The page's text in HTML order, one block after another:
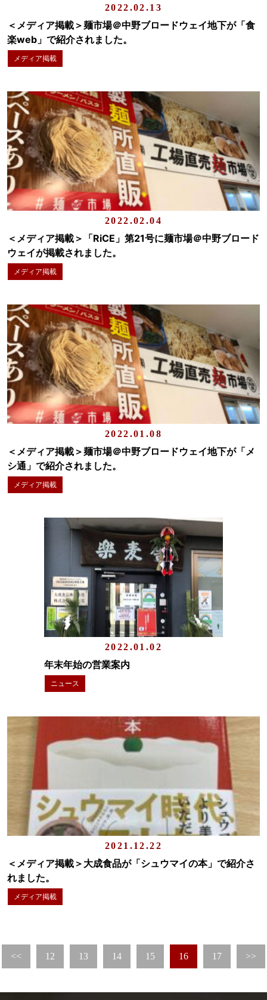
2022.02.13
＜メディア掲載＞麺市場＠中野ブロードウェイ地下が「食
楽web」で紹介されました。
メディア掲載
2022.02.04
＜メディア掲載＞「RiCE」第21号に麺市場＠中野ブロード
ウェイが掲載されました。
メディア掲載
2022.01.08
＜メディア掲載＞麺市場＠中野ブロードウェイ地下が「メ
シ通」で紹介されました。
メディア掲載
2022.01.02
年末年始の営業案内
ニュース
2021.12.22
＜メディア掲載＞大成食品が「シュウマイの本」で紹介さ
れました。
メディア掲載
<< 12 13 14 15 16 17 >>